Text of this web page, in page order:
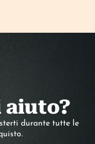
aiuto?
durante tutte le